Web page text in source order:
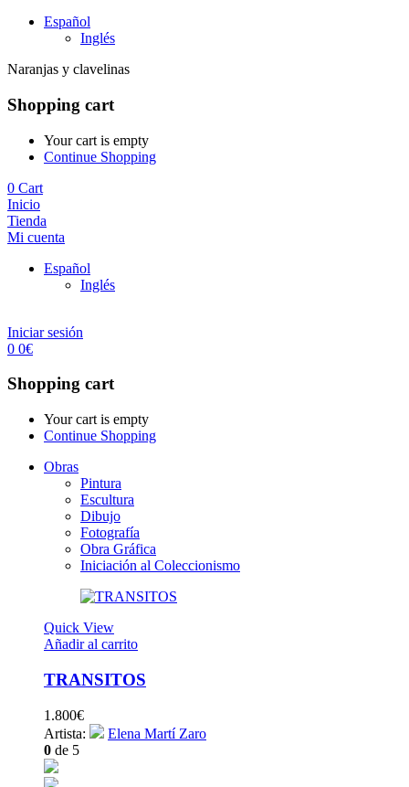
Español
Inglés
Naranjas y clavelinas
Shopping cart
Your cart is empty
Continue Shopping
0 Cart
Inicio
Tienda
Mi cuenta
Español
Inglés
Iniciar sesión
0 0€
Shopping cart
Your cart is empty
Continue Shopping
Obras
Pintura
Escultura
Dibujo
Fotografía
Obra Gráfica
Iniciación al Coleccionismo
Quick View
Añadir al carrito
TRANSITOS
1.800€
Artista:
Elena Martí Zaro
0 de 5